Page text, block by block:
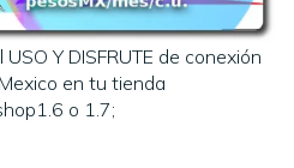
Y DISFRUTE de conexión
en tu tienda
o 1.7;